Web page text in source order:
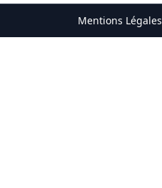
Mentions Légales